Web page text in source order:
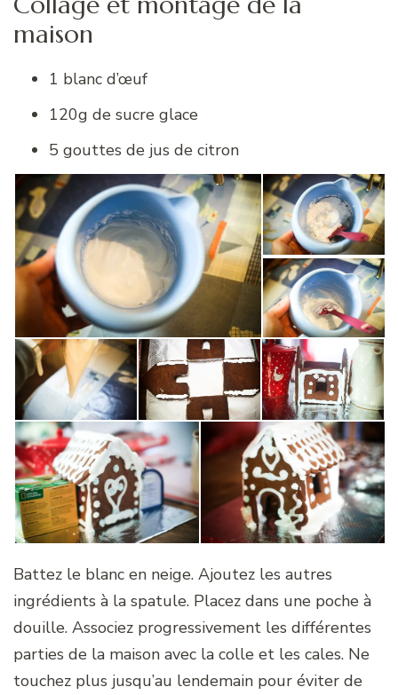
maison
1 blanc d’œuf
120g de sucre glace
5 gouttes de jus de citron
Battez le blanc en neige. Ajoutez les autres
ingrédients à la spatule. Placez dans une poche à
douille. Associez progressivement les différentes
parties de la maison avec la colle et les cales. Ne
touchez plus jusqu’au lendemain pour éviter de